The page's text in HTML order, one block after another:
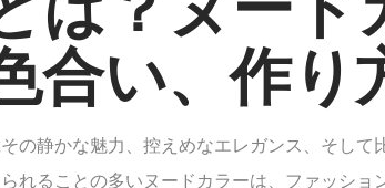
合い、作り
その静かな魅力、控えめなエレガンス、そして
れることの多いヌードカラーは、ファッショ